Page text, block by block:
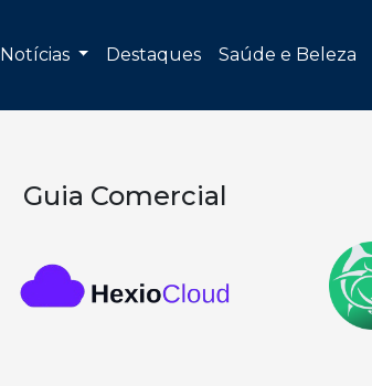
Notícias Destaques Saúde e Beleza
Guia Comercial